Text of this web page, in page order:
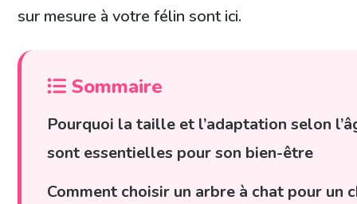
sur mesure à votre félin sont ici.
Sommaire
Pourquoi la taille et l’adaptation selon
sont essentielles pour son bien-être
Comment choisir un arbre à chat pour un